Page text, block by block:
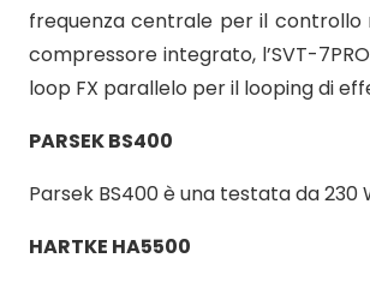
frequenza centrale per il controllo
compressore integrato, l’SVT-
loop FX parallelo per il looping di
PARSEK BS400
Parsek BS400 è una testata da 230
HARTKE HA5500